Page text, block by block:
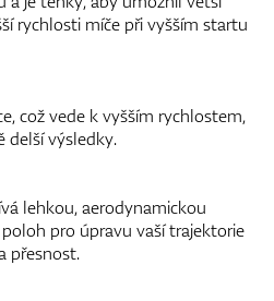
rychlosti míče při vyšším startu
což vede k vyšším rychlostem,
delší výsledky.
lehkou, aerodynamickou
pro úpravu vaší trajektorie
přesnost.